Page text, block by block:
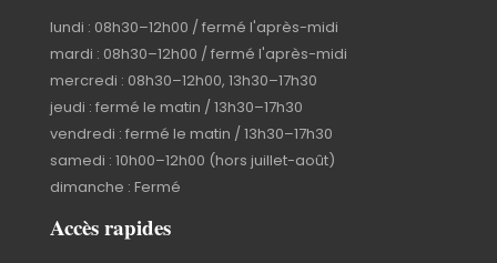
lundi : 08h30–12h00 / fermé l'après-midi
mardi : 08h30–12h00 / fermé l'après-midi
mercredi : 08h30–12h00, 13h30–17h30
jeudi : fermé le matin / 13h30–17h30
vendredi : fermé le matin / 13h30–17h30
samedi : 10h00–12h00 (hors juillet-août)
dimanche : Fermé
Accès rapides